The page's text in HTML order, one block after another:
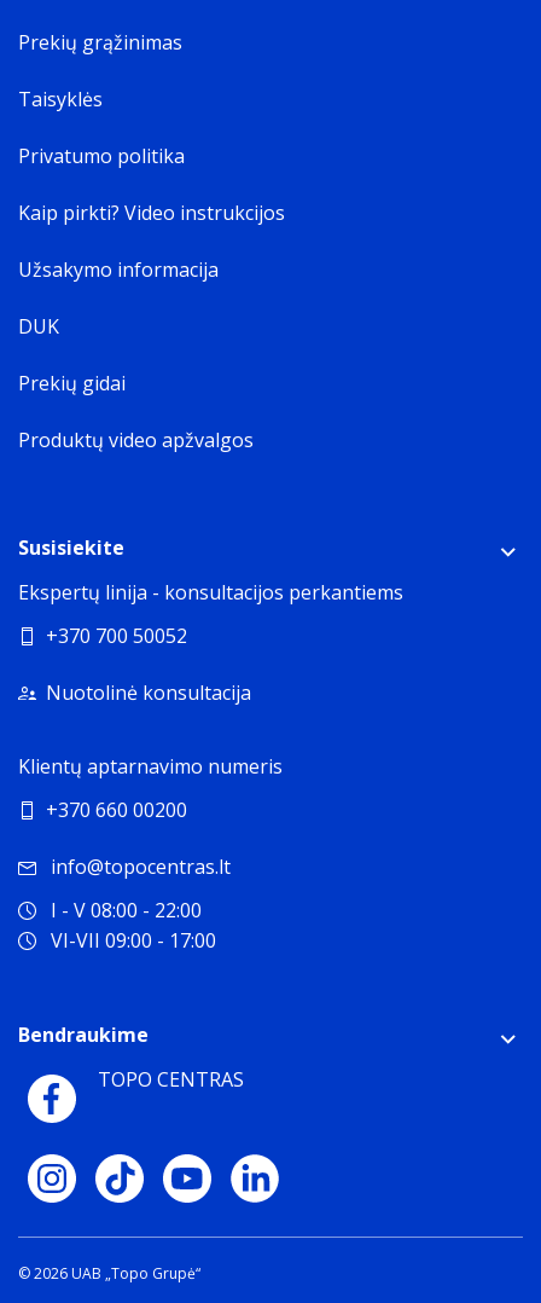
Prekių grąžinimas
Taisyklės
Privatumo politika
Kaip pirkti? Video instrukcijos
Užsakymo informacija
DUK
Prekių gidai
Produktų video apžvalgos
Susisiekite
Ekspertų linija - konsultacijos perkantiems
+370 700 50052
Nuotolinė konsultacija
Klientų aptarnavimo numeris
+370 660 00200
info@topocentras.lt
I - V 08:00 - 22:00
VI-VII 09:00 - 17:00
Bendraukime
TOPO CENTRAS
© 2026 UAB „Topo Grupė“